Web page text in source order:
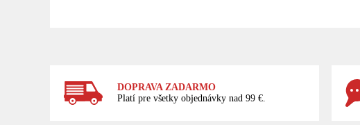
DOPRAVA ZADARMO
Platí pre všetky objednávky nad 99 €.